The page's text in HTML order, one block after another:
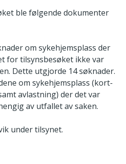
ble følgende dokumenter
om sykehjemsplass der
for tilsynsbesøket ikke var
Dette utgjorde 14 søknader.
om sykehjemsplass (kort-
avlastning) der det var
av utfallet av saken.
under tilsynet.